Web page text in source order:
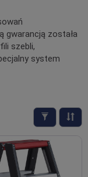
gwarancją została
szebli,
system